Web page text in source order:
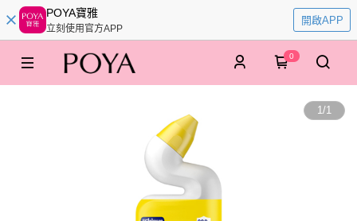
POYA寶雅
立刻使用官方APP
開啟APP
0
1/1